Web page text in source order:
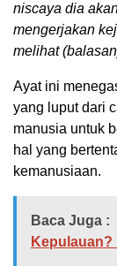
niscaya dia
mengerjakan
melihat
Ayat ini
yang luput dari
manusia untuk
hal yang
kemanusiaan.
Baca Juga :